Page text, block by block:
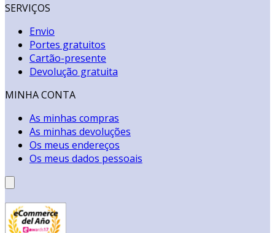
SERVIÇOS
Envio
Portes gratuitos
Cartão-presente
Devolução gratuita
MINHA CONTA
As minhas compras
As minhas devoluções
Os meus endereços
Os meus dados pessoais